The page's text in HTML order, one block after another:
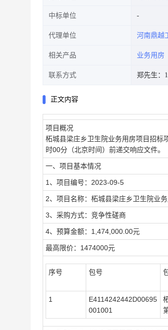
中标单位
代理单位 河南鼎越
相关产品 业务用房
联系方式 郑先生：
正文内容
项目概况
柘城县梁庄乡卫生院业务用房项目招标
时00分 （北京时间）前递交响应文件。
一、项目基本情况
1、项目编号：2023-09-5
2、项目名称：柘城县梁庄乡卫生院业
3、采购方式：竞争性磋商
4、预算金额：1,474,000.00元
最高限价：1474000元
序号 包号
1
E4114242442D00695
001001